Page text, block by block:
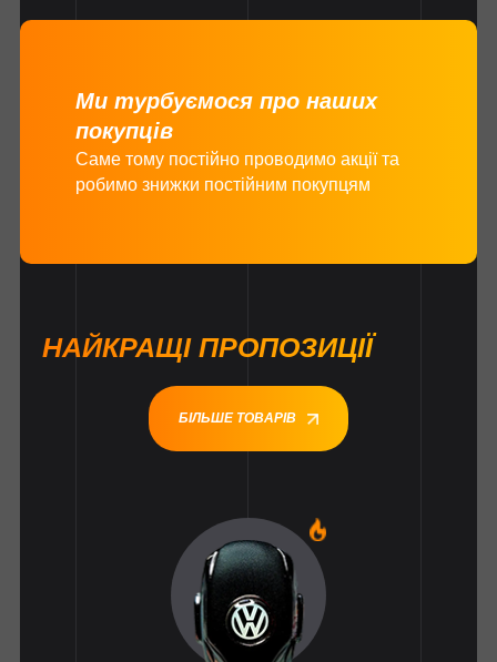
Ми турбуємося про наших
покупців
Саме тому постійно проводимо акції та
робимо знижки постійним покупцям
НАЙКРАЩІ ПРОПОЗИЦІЇ
БІЛЬШЕ ТОВАРІВ